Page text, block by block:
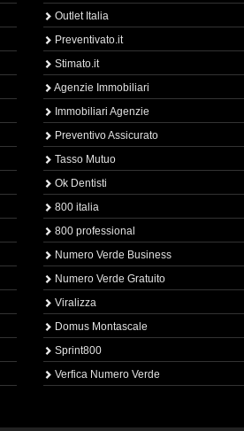
Outlet Italia
Preventivato.it
Stimato.it
Agenzie Immobiliari
Immobiliari Agenzie
Preventivo Assicurato
Tasso Mutuo
Ok Dentisti
800 italia
800 professional
Numero Verde Business
Numero Verde Gratuito
Viralizza
Domus Montascale
Sprint800
Verfica Numero Verde